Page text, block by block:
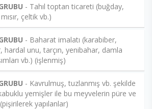
- Tahıl toptan ticareti (buğday,
çeltik vb.)
- Baharat imalatı (karabiber,
hardal unu, tarçın, yenibahar, damla
vb.) (işlenmiş)
- Kavrulmuş, tuzlanmış vb. şekilde
yemişler ile bu meyvelerin püre ve
yapılanlar)